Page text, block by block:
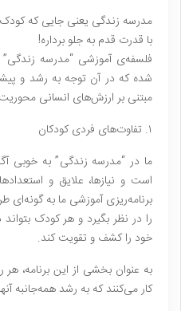
مدرسه زندگی یعنی جایی که کودک
با قدرت قدم به جلو برداره!
فلسفه‌ی آموزشی “مدرسه زندگی”
شده که در آن توجه به رشد و
مبتنی بر ارزش‌های انسانی
۱. تفاوت‌های فردی کودکان
ما در “مدرسه زندگی” به خوبی
است و نیازها، علایق و
برنامه‌ریزی آموزشی ما به
را در نظر بگیرد و هر کودک
خود را کشف و تقویت کند.
کار می‌کنند که به رشد همه‌جانبه